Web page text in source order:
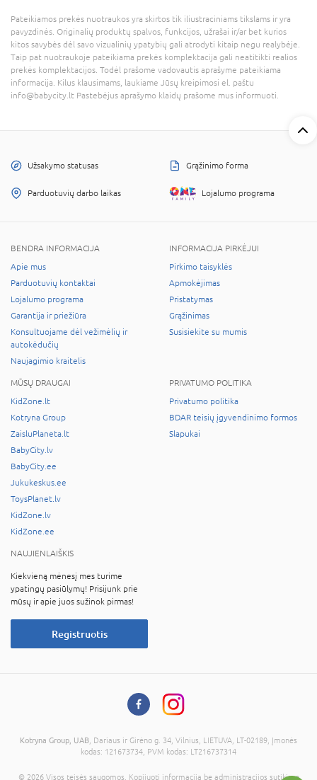
Pateikiamos prekės nuotraukos yra skirtos tik iliustraciniams tikslams ir yra
pavyzdinės. Originalių produktų spalvos, funkcijos, užrašai ir/ar bet kurios
kitos savybės dėl savo vizualinių ypatybių gali atrodyti kitaip negu realybėje.
Taip pat nuotraukoje pateikiama prekės komplektacija gali neatitikti realios
prekės komplektacijos. Todėl prašome vadovautis aprašyme pateikiama
informacija. Kilus klausimams, laukiame Jūsų kreipimosi el. paštu
info@babycity.lt Pastebėjus aprašymo klaidų prašome mus informuoti.
Užsakymo statusas Grąžinimo forma
Parduotuvių darbo laikas Lojalumo programa
BENDRA INFORMACIJA
Apie mus
Parduotuvių kontaktai
Lojalumo programa
Garantija ir priežiūra
Konsultuojame dėl vežimėlių ir
autokėdučių
Naujagimio kraitelis
INFORMACIJA PIRKĖJUI
Pirkimo taisyklės
Apmokėjimas
Pristatymas
Grąžinimas
Susisiekite su mumis
MŪSŲ DRAUGAI
KidZone.lt
Kotryna Group
ZaisluPlaneta.lt
BabyCity.lv
BabyCity.ee
Jukukeskus.ee
ToysPlanet.lv
KidZone.lv
KidZone.ee
PRIVATUMO POLITIKA
Privatumo politika
BDAR teisių įgyvendinimo formos
Slapukai
NAUJIENLAIŠKIS
Kiekvieną mėnesį mes turime
ypatingų pasiūlymų! Prisijunk prie
mūsų ir apie juos sužinok pirmas!
Registruotis
Kotryna Group, UAB , Dariaus ir Girėno g. 34, Vilnius, LIETUVA, LT-02189, Įmonės
kodas: 121673734, PVM kodas: LT216737314
© 2026 Visos teisės saugomos. Kopijuoti informaciją be administracijos sutikimo